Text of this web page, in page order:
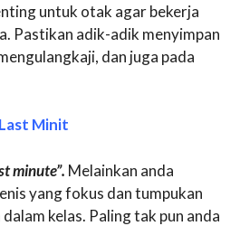
untuk otak agar bekerja
Pastikan adik-adik menyimpan
dan juga pada
Minit
minute”. Melainkan anda
yang fokus dan tumpukan
kelas. Paling tak pun anda